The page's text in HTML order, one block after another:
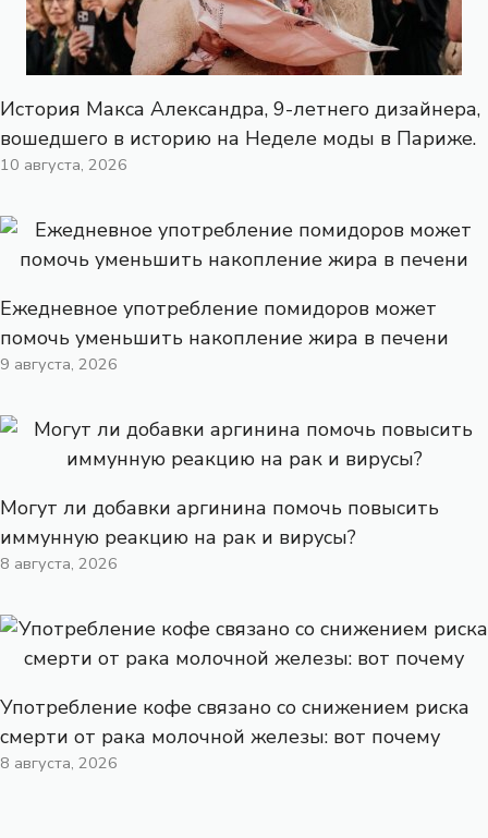
История Макса Александра, 9-летнего дизайнера,
вошедшего в историю на Неделе моды в Париже.
10 августа, 2026
Ежедневное употребление помидоров может
помочь уменьшить накопление жира в печени
9 августа, 2026
Могут ли добавки аргинина помочь повысить
иммунную реакцию на рак и вирусы?
8 августа, 2026
Употребление кофе связано со снижением риска
смерти от рака молочной железы: вот почему
8 августа, 2026